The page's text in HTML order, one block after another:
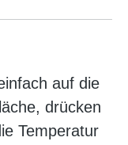
auf die
drücken
Temperatur